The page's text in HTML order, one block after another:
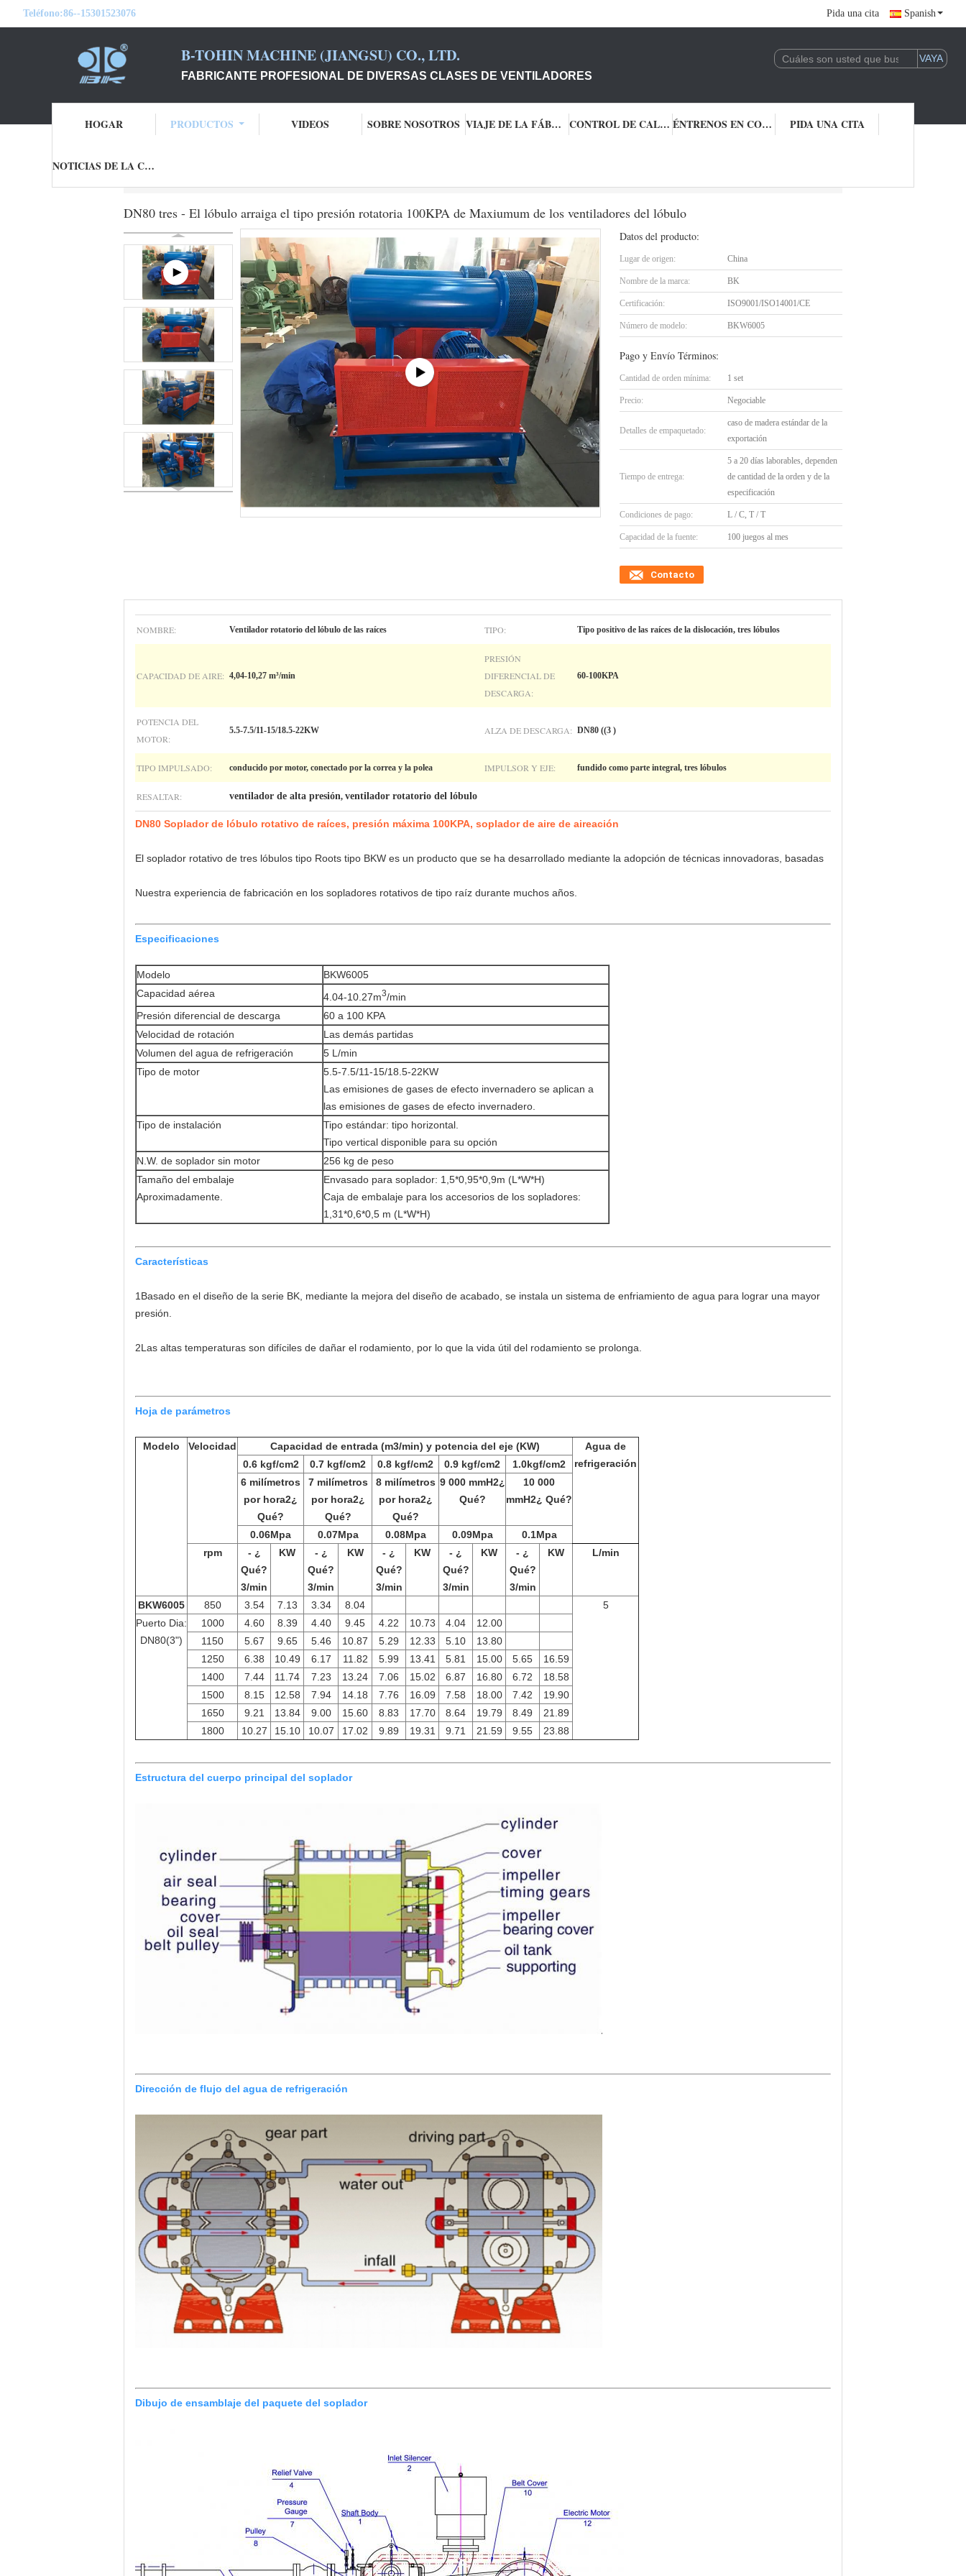
Teléfono:86--15301523076 Pida una cita Spanish
B-TOHIN MACHINE (JIANGSU) CO., LTD.
FABRICANTE PROFESIONAL DE DIVERSAS CLASES DE VENTILADORES
HOGAR PRODUCTOS VIDEOS SOBRE NOSOTROS VIAJE DE LA FÁBRICA CONTROL DE CALIDAD ÉNTRENOS EN CONTACTO CON PIDA UNA CITA
NOTICIAS DE LA COMPAÑÍA
DN80 tres - El lóbulo arraiga el tipo presión rotatoria 100KPA de Maxiumum de los ventiladores del lóbulo
Datos del producto:
Lugar de origen: China
Nombre de la marca: BK
Certificación: ISO9001/ISO14001/CE
Número de modelo: BKW6005
Pago y Envío Términos:
Cantidad de orden mínima: 1 set
Precio: Negociable
Detalles de empaquetado:
caso de madera estándar de la
exportación
Tiempo de entrega:
5 a 20 días laborables, dependen
de cantidad de la orden y de la
especificación
Condiciones de pago: L / C, T / T
Capacidad de la fuente: 100 juegos al mes
Contacto
NOMBRE: Ventilador rotatorio del lóbulo de las raíces TIPO: Tipo positivo de las raíces de la dislocación, tres lóbulos
CAPACIDAD DE AIRE: 4,04-10,27 m³/min
PRESIÓN
DIFERENCIAL DE
DESCARGA:
60-100KPA
POTENCIA DEL
MOTOR:
5.5-7.5/11-15/18.5-22KW ALZA DE DESCARGA: DN80 ((3 )
TIPO IMPULSADO: conducido por motor, conectado por la correa y la polea IMPULSOR Y EJE: fundido como parte integral, tres lóbulos
RESALTAR: ventilador de alta presión, ventilador rotatorio del lóbulo
DN80 Soplador de lóbulo rotativo de raíces, presión máxima 100KPA, soplador de aire de aireación
El soplador rotativo de tres lóbulos tipo Roots tipo BKW es un producto que se ha desarrollado mediante la adopción de técnicas innovadoras, basadas
Nuestra experiencia de fabricación en los sopladores rotativos de tipo raíz durante muchos años.
Especificaciones
Modelo
BKW6005
Capacidad aérea
4.04-10.27m3/min
Presión diferencial de descarga
60 a 100 KPA
Velocidad de rotación
Las demás partidas
Volumen del agua de refrigeración
5 L/min
Tipo de motor
5.5-7.5/11-15/18.5-22KW
Las emisiones de gases de efecto invernadero se aplican a
las emisiones de gases de efecto invernadero.
Tipo de instalación
Tipo estándar: tipo horizontal.
Tipo vertical disponible para su opción
N.W. de soplador sin motor
256 kg de peso
Tamaño del embalaje
Aproximadamente.
Envasado para soplador: 1,5*0,95*0,9m (L*W*H)
Caja de embalaje para los accesorios de los sopladores:
1,31*0,6*0,5 m (L*W*H)
Características
1Basado en el diseño de la serie BK, mediante la mejora del diseño de acabado, se instala un sistema de enfriamiento de agua para lograr una mayor
presión.
2Las altas temperaturas son difíciles de dañar el rodamiento, por lo que la vida útil del rodamiento se prolonga.
Hoja de parámetros
Modelo Velocidad Capacidad de entrada (m3/min) y potencia del eje (KW)
Agua de
refrigeración
0.6 kgf/cm2 0.7 kgf/cm2 0.8 kgf/cm2 0.9 kgf/cm2 1.0kgf/cm2
6 milímetros
por hora2¿
Qué?
7 milímetros
por hora2¿
Qué?
8 milímetros
por hora2¿
Qué?
9 000 mmH2¿
Qué?
10 000
mmH2¿ Qué?
0.06Mpa 0.07Mpa 0.08Mpa 0.09Mpa
0.1Mpa
rpm
- ¿
Qué?
3/min
KW
- ¿
Qué?
3/min
KW
- ¿
Qué?
3/min
KW
- ¿
Qué?
3/min
KW
- ¿
Qué?
3/min
KW L/min
BKW6005 850 3.54 7.13 3.34 8.04
5
Puerto Dia:
DN80(3")
1000 4.60 8.39 4.40 9.45 4.22 10.73 4.04
12.00
1150
5.67 9.65 5.46 10.87 5.29 12.33 5.10
13.80
1250
6.38 10.49 6.17 11.82 5.99 13.41 5.81 15.00 5.65
16.59
1400
7.44 11.74 7.23 13.24 7.06 15.02 6.87 16.80 6.72
18.58
1500
8.15 12.58 7.94 14.18 7.76 16.09 7.58 18.00 7.42
19.90
1650
9.21 13.84 9.00 15.60 8.83 17.70 8.64 19.79 8.49
21.89
1800
10.27 15.10 10.07 17.02 9.89 19.31 9.71 21.59 9.55 23.88
Estructura del cuerpo principal del soplador
Dirección de flujo del agua de refrigeración
Dibujo de ensamblaje del paquete del soplador